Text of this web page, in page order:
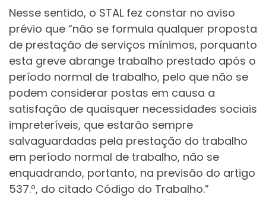
Nesse sentido, o STAL fez constar no aviso
prévio que “não se formula qualquer proposta
de prestação de serviços mínimos, porquanto
esta greve abrange trabalho prestado após o
período normal de trabalho, pelo que não se
podem considerar postas em causa a
satisfação de quaisquer necessidades sociais
impreteríveis, que estarão sempre
salvaguardadas pela prestação do trabalho
em período normal de trabalho, não se
enquadrando, portanto, na previsão do artigo
537.º, do citado Código do Trabalho.”